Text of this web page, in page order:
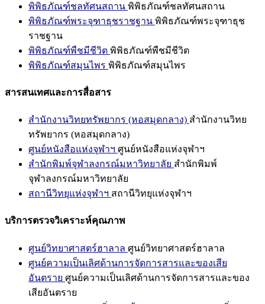
พิพิธภัณฑ์ชลทัศนสถาน พิพิธภัณฑ์ชลทัศนสถาน
พิพิธภัณฑ์พระจุฑาธุชราชฐาน พิพิธภัณฑ์พระจุฑาธุช
ราชฐาน
พิพิธภัณฑ์พืชมีชีวิต พิพิธภัณฑ์พืชมีชีวิต
พิพิธภัณฑ์สมุนไพร พิพิธภัณฑ์สมุนไพร
สารสนเทศและการสื่อสาร
สำนักงานวิทยทรัพยากร (หอสมุดกลาง) สำนักงานวิทย
ทรัพยากร (หอสมุดกลาง)
ศูนย์หนังสือแห่งจุฬาฯ ศูนย์หนังสือแห่งจุฬาฯ
สำนักพิมพ์จุฬาลงกรณ์มหาวิทยาลัย สำนักพิมพ์
จุฬาลงกรณ์มหาวิทยาลัย
สถานีวิทยุแห่งจุฬาฯ สถานีวิทยุแห่งจุฬาฯ
บริการตรวจวิเคราะห์คุณภาพ
ศูนย์วิทยาศาสตร์ฮาลาล ศูนย์วิทยาศาสตร์ฮาลาล
ศูนย์ความเป็นเลิศด้านการจัดการสารและของเสีย
อันตราย ศูนย์ความเป็นเลิศด้านการจัดการสารและของ
เสียอันตราย